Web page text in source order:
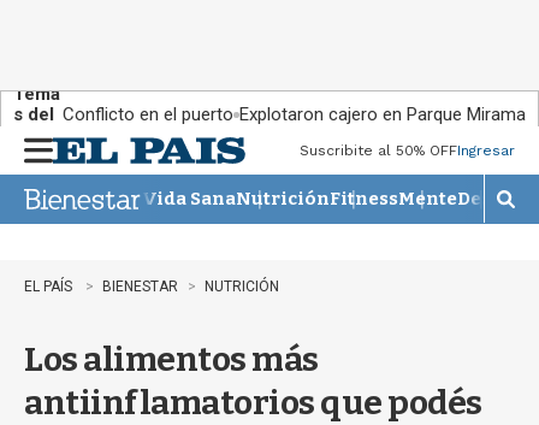
Tema
s del
día:
Conflicto en el puerto Explotaron cajero en Parque Miramar
n
u
Suscribite al 50% OFFIngresar
Vida SanaNutriciónFitnessMente
M
o
EL PAÍS BIENESTAR NUTRICIÓN
Los alimentos más
antiinflamatorios que podés